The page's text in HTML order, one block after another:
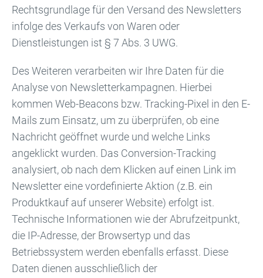
Rechtsgrundlage für den Versand des Newsletters
infolge des Verkaufs von Waren oder
Dienstleistungen ist § 7 Abs. 3 UWG.
Des Weiteren verarbeiten wir Ihre Daten für die
Analyse von Newsletterkampagnen. Hierbei
kommen Web-Beacons bzw. Tracking-Pixel in den E-
Mails zum Einsatz, um zu überprüfen, ob eine
Nachricht geöffnet wurde und welche Links
angeklickt wurden. Das Conversion-Tracking
analysiert, ob nach dem Klicken auf einen Link im
Newsletter eine vordefinierte Aktion (z.B. ein
Produktkauf auf unserer Website) erfolgt ist.
Technische Informationen wie der Abrufzeitpunkt,
die IP-Adresse, der Browsertyp und das
Betriebssystem werden ebenfalls erfasst. Diese
Daten dienen ausschließlich der